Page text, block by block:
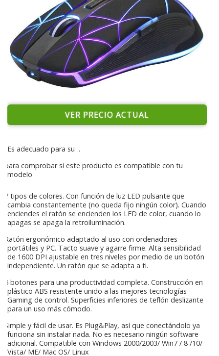
VER PRECIO ACTUAL
Es adecuado para su .
para comprobar si este producto es compatible con tu
modelo
7 tipos de colores. Con función de luz LED pulsante que
cambia constantemente (no queda fijo ningún color). Cuando
enciendes el ratón se encienden los LED de color, cuando lo
apagas se apaga la retroiluminación.
Ratón ergonómico adaptado al uso con ordenadores
portátiles y PC. Tacto suave y agarre firme. Alta sensibilidad
de 1600 DPI ajustable en tres niveles por medio de un botón
independiente. Un ratón que se adapta a ti.
5 botones para una productividad completa. Construcción en
plástico ABS resistente unido a las mejores tecnologías
Gaming de control. Superficies inferiores de teflón deslizante
para un uso más cómodo.
Simple y fácil de usar. Es Plug&Play, así que conectándolo ya
funciona sin instalar nada. No es necesario ningún software
adicional. Compatible con Windows 2000/2003/ Win7 / 8 /10/
Vista/ ME/ Mac OS/ Linux